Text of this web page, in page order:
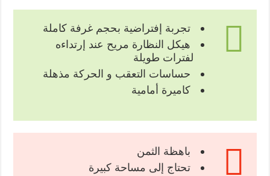
تجربة إفتراضية بحجم غرفة كاملة
هيكل النظارة مريح عند إرتداءه
لفترات طويلة
حساسات التعقب و الحركة مذهلة
كاميرة أمامية
باهظة الثمن
تحتاج إلى مساحة كبيرة